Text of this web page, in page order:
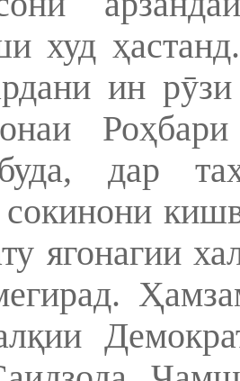
худ
ин
дар
ягонагии